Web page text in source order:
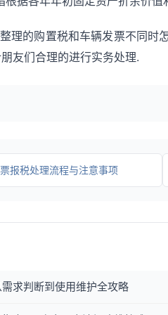
理的购置税和车辆发票不同
友们合理的进行实务处理.
报税处理流程与注意事项
求判断到使用维护全攻略